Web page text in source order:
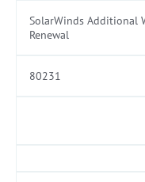
SolarWinds Additional
Renewal
80231